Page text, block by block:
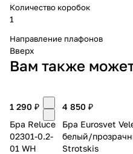
Количество коробок
1
Направление плафонов
Вверх
Вам также
1 290 ₽
Бра Reluce
02301-0.2-
01 WH
4 850 ₽
Бра Eurosvet
белый/
Strotskis